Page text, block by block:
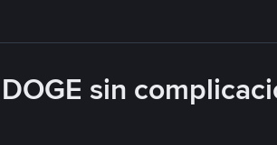
sin